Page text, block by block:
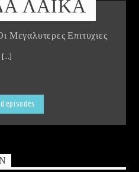
ΛΑΪΚΑ
Μεγαλυτερες Επιτυχιες
[...]
episodes